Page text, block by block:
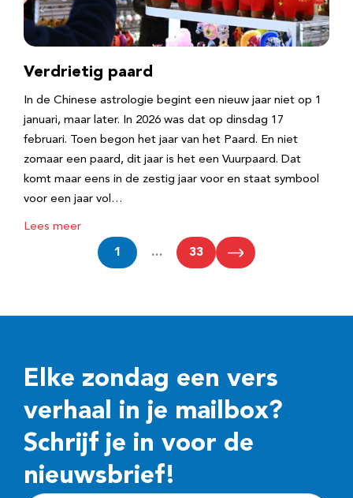
Verdrietig paard
In de Chinese astrologie begint een nieuw jaar niet op 1
januari, maar later. In 2026 was dat op dinsdag 17
februari. Toen begon het jaar van het Paard. En niet
zomaar een paard, dit jaar is het een Vuurpaard. Dat
komt maar eens in de zestig jaar voor en staat symbool
voor een jaar vol…
Lees meer
1 … 33
Elke zondag een vers
verhaal in je mailbox?
Schrijf je in voor de
nieuwsbrief!